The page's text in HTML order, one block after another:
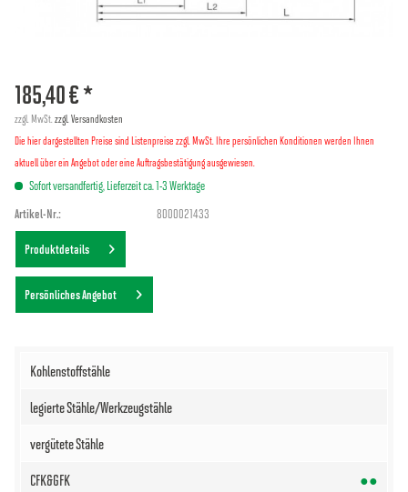
185,40 € *
zzgl. MwSt. zzgl. Versandkosten
Die hier dargestellten Preise sind Listenpreise zzgl. MwSt. Ihre persönlichen Konditionen werden Ihnen
aktuell über ein Angebot oder eine Auftragsbestätigung ausgewiesen.
Sofort versandfertig, Lieferzeit ca. 1-3 Werktage
Artikel-Nr.:
8000021433
Produktdetails
Persönliches Angebot
●●